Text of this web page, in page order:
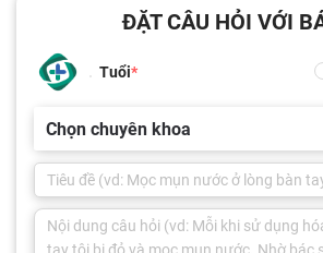
ĐẶT CÂU HỎI VỚI
Tuổi
Chọn chuyên khoa